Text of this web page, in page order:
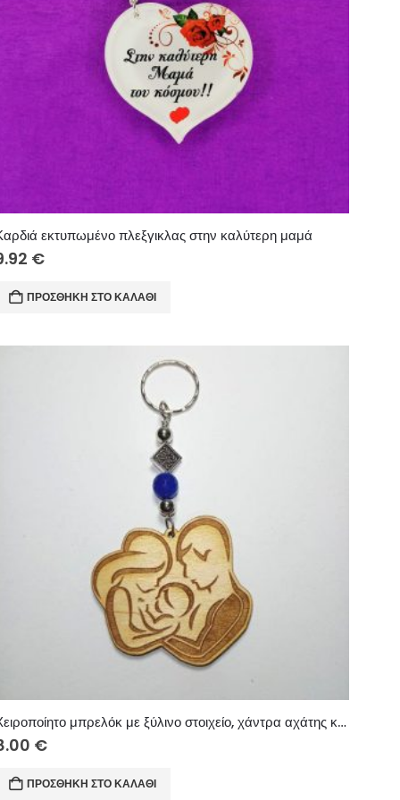
εκτυπωμένο πλεξγικλας στην καλύτερη μαμά
€
ΠΡΟΣΘΉΚΗ ΣΤΟ ΚΑΛΆΘΙ
Χειροποίητο μπρελόκ με ξύλινο στοιχείο, χάντρα αχάτης και μεταλλικά στοιχεία.
€
ΠΡΟΣΘΉΚΗ ΣΤΟ ΚΑΛΆΘΙ